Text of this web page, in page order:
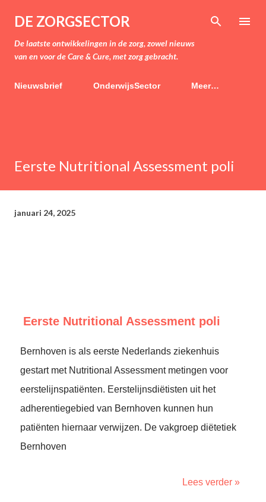
Doorgaan naar hoofdcontent
DE ZORGSECTOR
De laatste ontwikkelingen in de zorg, zowel nieuws
van en voor de Care & Cure, met zorg gebracht.
Nieuwsbrief OnderwijsSector Meer…
Eerste Nutritional Assessment poli
januari 24, 2025
Eerste Nutritional Assessment poli
Bernhoven is als eerste Nederlands ziekenhuis
gestart met Nutritional Assessment metingen voor
eerstelijnspatiënten. Eerstelijnsdiëtisten uit het
adherentiegebied van Bernhoven kunnen hun
patiënten hiernaar verwijzen. De vakgroep diëtetiek
Bernhoven
Lees verder »